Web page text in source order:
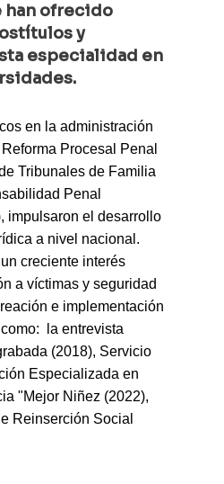
han ofrecido
y
especialidad en
en la administración
Procesal Penal
Tribunales de Familia
Penal
impulsaron el desarrollo
a nivel nacional.
creciente interés
a víctimas y seguridad
e implementación
la entrevista
(2018), Servicio
Especializada en
"Mejor Niñez (2022),
Reinserción Social